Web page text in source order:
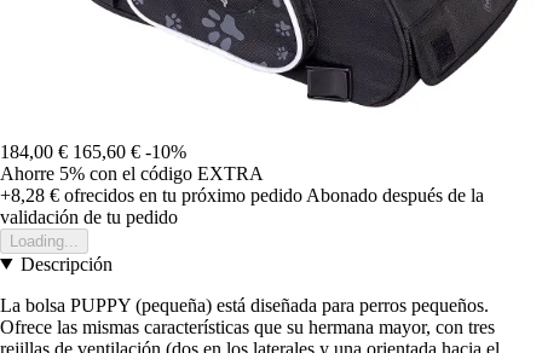
184,00 € 165,60 € -10%
Ahorre 5% con el código EXTRA
+8,28 € ofrecidos en tu próximo pedido Abonado después de la
validación de tu pedido
Loading...
Descripción
La bolsa PUPPY (pequeña) está diseñada para perros pequeños.
Ofrece las mismas características que su hermana mayor, con tres
rejillas de ventilación (dos en los laterales y una orientada hacia el